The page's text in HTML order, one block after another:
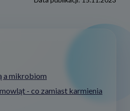
a mikrobiom
- co zamiast karmienia